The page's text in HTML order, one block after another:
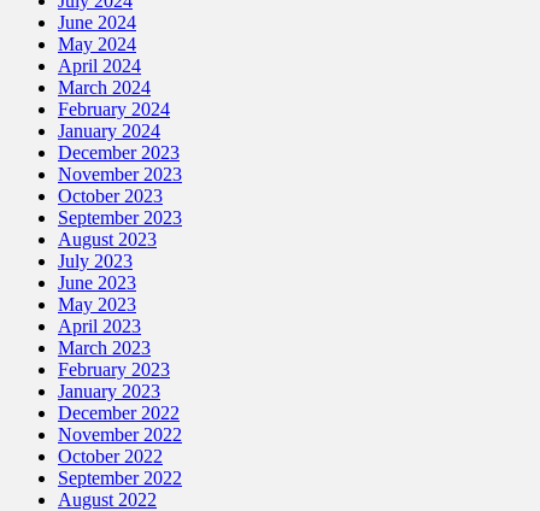
June 2024
May 2024
April 2024
March 2024
February 2024
January 2024
December 2023
November 2023
October 2023
September 2023
August 2023
July 2023
June 2023
May 2023
April 2023
March 2023
February 2023
January 2023
December 2022
November 2022
October 2022
September 2022
August 2022